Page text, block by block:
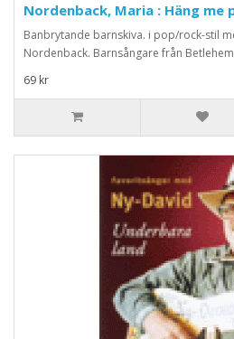
Nordenback, Maria : Häng me
Banbrytande barnskiva. i pop/rock-stil
Nordenback. Barnsångare från
69 kr